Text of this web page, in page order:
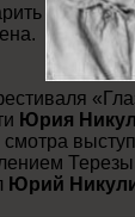
Юрия
Юрий